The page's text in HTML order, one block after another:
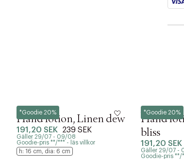
*Goodie 20%
Meraki
Hand lotion, Linen dew
191,20 SEK 239 SEK
Gäller 29/07 - 09/08
Goodie-pris **/*** - läs villkor
h: 16 cm, dia: 6 cm
*Goodie 20%
Meraki
Hand
bliss
191,20 SEK
Gäller 29/07 -
Goodie-pris **/